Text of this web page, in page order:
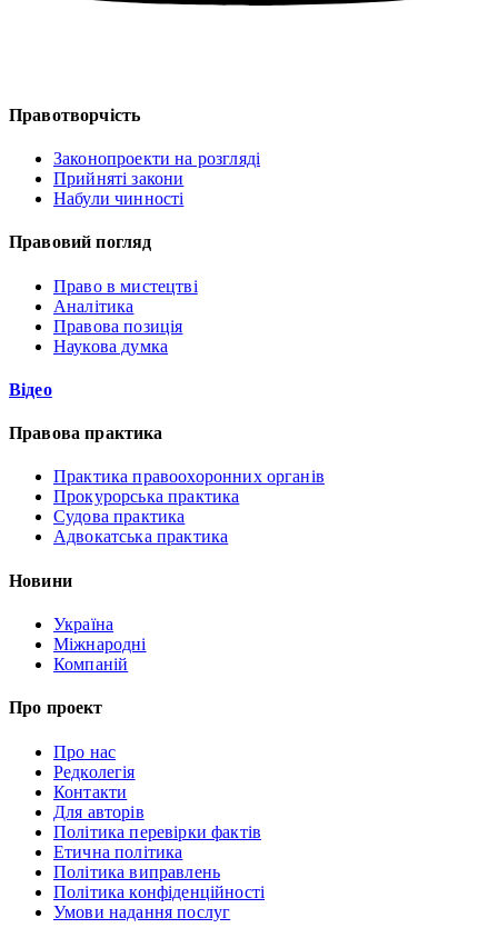
Правотворчість
Законопроекти на розгляді
Прийняті закони
Набули чинності
Правовий погляд
Право в мистецтві
Аналітика
Правова позиція
Наукова думка
Відео
Правова практика
Практика правоохоронних органів
Прокурорська практика
Судова практика
Адвокатська практика
Новини
Україна
Міжнародні
Компаній
Про проект
Про нас
Редколегія
Контакти
Для авторів
Політика перевірки фактів
Етична політика
Політика виправлень
Політика конфіденційності
Умови надання послуг